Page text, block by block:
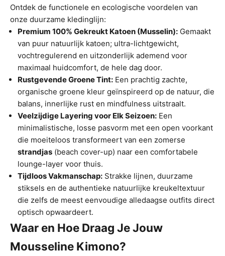
Ontdek de functionele en ecologische voordelen van
onze duurzame kledinglijn:
Premium 100% Gekreukt Katoen (Musselin): Gemaakt
van puur natuurlijk katoen; ultra-lichtgewicht,
vochtregulerend en uitzonderlijk ademend voor
maximaal huidcomfort, de hele dag door.
Rustgevende Groene Tint: Een prachtig zachte,
organische groene kleur geïnspireerd op de natuur, die
balans, innerlijke rust en mindfulness uitstraalt.
Veelzijdige Layering voor Elk Seizoen: Een
minimalistische, losse pasvorm met een open voorkant
die moeiteloos transformeert van een zomerse
strandjas (beach cover-up) naar een comfortabele
lounge-layer voor thuis.
Tijdloos Vakmanschap: Strakke lijnen, duurzame
stiksels en de authentieke natuurlijke kreukeltextuur
die zelfs de meest eenvoudige alledaagse outfits direct
optisch opwaardeert.
Waar en Hoe Draag Je Jouw
Mousseline Kimono?